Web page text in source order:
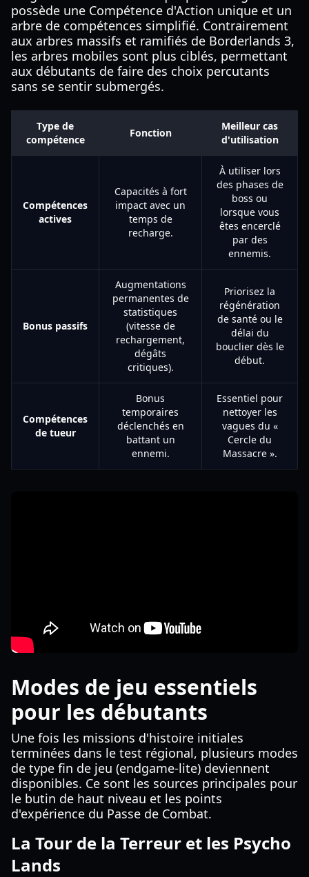
possède une Compétence d'Action unique et un
arbre de compétences simplifié. Contrairement
aux arbres massifs et ramifiés de Borderlands 3,
les arbres mobiles sont plus ciblés, permettant
aux débutants de faire des choix percutants
sans se sentir submergés.
Type de
compétence
Fonction
Meilleur cas
d'utilisation
Compétences
actives
Capacités à fort
impact avec un
temps de
recharge.
À utiliser lors
des phases de
boss ou
lorsque vous
êtes encerclé
par des
ennemis.
Bonus passifs
Augmentations
permanentes de
statistiques
(vitesse de
rechargement,
dégâts
critiques).
Priorisez la
régénération
de santé ou le
délai du
bouclier dès le
début.
Compétences
de tueur
Bonus
temporaires
déclenchés en
battant un
ennemi.
Essentiel pour
nettoyer les
vagues du «
Cercle du
Massacre ».
Modes de jeu essentiels
pour les débutants
Une fois les missions d'histoire initiales
terminées dans le test régional, plusieurs modes
de type fin de jeu (endgame-lite) deviennent
disponibles. Ce sont les sources principales pour
le butin de haut niveau et les points
d'expérience du Passe de Combat.
La Tour de la Terreur et les Psycho
Lands